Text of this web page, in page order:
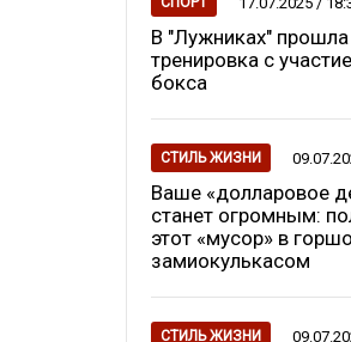
В "Лужниках"
тренировка с
бокса
СТИЛЬ ЖИЗНИ
Ваше «долларовое
станет огромным:
этот «мусор» в
замиокулькасом
СТИЛЬ ЖИЗНИ